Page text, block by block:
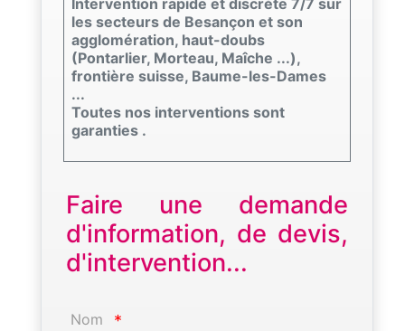
les secteurs de Besançon et son
agglomération, haut-doubs
(Pontarlier, Morteau, Maîche ...),
frontière suisse, Baume-les-Dames
...
Toutes nos interventions sont
garanties .
Faire une demande
d'information, de devis,
d'intervention...
Nom *